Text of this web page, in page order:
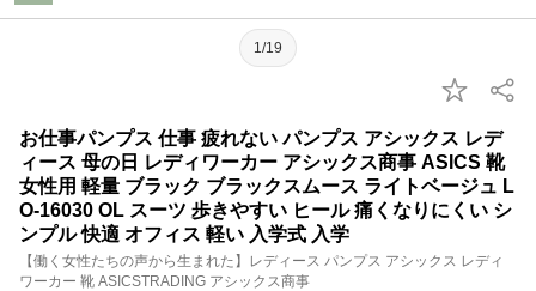
1/19
お仕事パンプス 仕事 疲れない パンプス アシックス レデ
ィース 母の日 レディワーカー アシックス商事 ASICS 靴
女性用 軽量 ブラック ブラックスムース ライトベージュ L
O-16030 OL スーツ 歩きやすい ヒール 痛くなりにくい シ
ンプル 快適 オフィス 軽い 入学式 入学
【働く女性たちの声から生まれた】レディース パンプス アシックス レディ
ワーカー 靴 ASICSTRADING アシックス商事